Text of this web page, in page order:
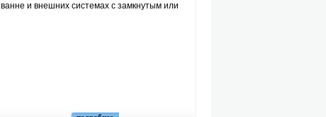
и внешних системах с замкнутым или